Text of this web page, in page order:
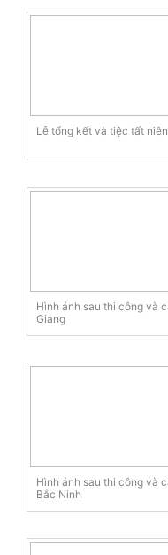
Lễ tổng kết và tiệc tất
Hình ảnh sau thi công và
Giang
Hình ảnh sau thi công và
Bắc Ninh